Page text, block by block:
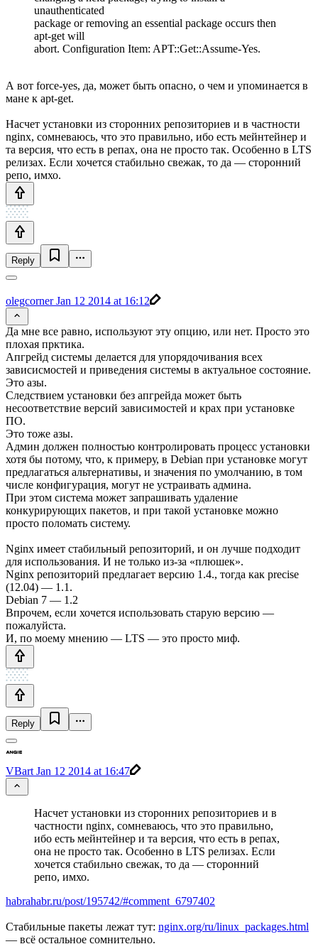
unauthenticated
package or removing an essential package occurs then
apt-get will
abort. Configuration Item: APT::Get::Assume-Yes.
А вот force-yes, да, может быть опасно, о чем и упоминается в
мане к apt-get.
Насчет установки из сторонних репозиториев и в частности
nginx, сомневаюсь, что это правильно, ибо есть мейнтейнер и
та версия, что есть в репах, она не просто так. Особенно в LTS
релизах. Если хочется стабильно свежак, то да — сторонний
репо, имхо.
Reply
olegcornerJan 12 2014 at 16:12
Да мне все равно, используют эту опцию, или нет. Просто это
плохая прктика.
Апгрейд системы делается для упорядочивания всех
зависисмостей и приведения системы в актуальное состояние.
Это азы.
Следствием установки без апгрейда может быть
несоответствие версий зависимостей и крах при установке
ПО.
Это тоже азы.
Админ должен полностью контролировать процесс установки
хотя бы потому, что, к примеру, в Debian при установке могут
предлагаться альтернативы, и значения по умолчанию, в том
числе конфигурация, могут не устраивать админа.
При этом система может запрашивать удаление
конкурирующих пакетов, и при такой установке можно
просто поломать систему.
Nginx имеет стабильный репозиторий, и он лучше подходит
для использования. И не только из-за «плюшек».
Nginx репозиторий предлагает версию 1.4., тогда как precise
(12.04) — 1.1.
Debian 7 — 1.2
Впрочем, если хочется использовать старую версию —
пожалуйста.
И, по моему мнению — LTS — это просто миф.
Reply
VBart Jan 12 2014 at 16:47
Насчет установки из сторонних репозиториев и в
частности nginx, сомневаюсь, что это правильно,
ибо есть мейнтейнер и та версия, что есть в репах,
она не просто так. Особенно в LTS релизах. Если
хочется стабильно свежак, то да — сторонний
репо, имхо.
habrahabr.ru/post/195742/#comment_6797402
Cтабильные пакеты лежат тут: nginx.org/ru/linux_packages.html
— всё остальное сомнительно.